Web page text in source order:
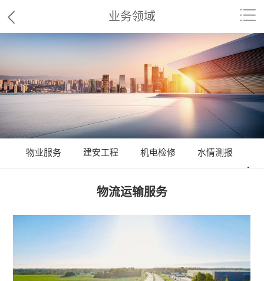
业务领域
物业服务 建安工程 机电检修 水情测报
物流运输服务